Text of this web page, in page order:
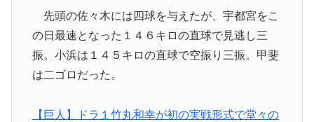
先頭の佐々木には四球を与えたが、宇都宮をこ
の日最速となった１４６キロの直球で見逃し三
振。小浜は１４５キロの直球で空振り三振。甲斐
は二ゴロだった。
【巨人】ドラ１竹丸和幸が初の実戦形式で堂々の